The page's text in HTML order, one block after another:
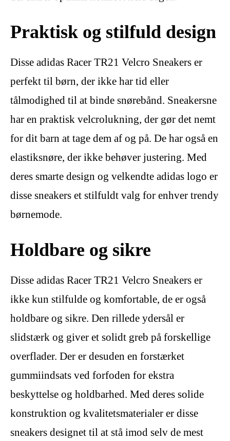
Praktisk og stilfuld design
Disse adidas Racer TR21 Velcro Sneakers er
perfekt til børn, der ikke har tid eller
tålmodighed til at binde snørebånd. Sneakersne
har en praktisk velcrolukning, der gør det nemt
for dit barn at tage dem af og på. De har også en
elastiksnøre, der ikke behøver justering. Med
deres smarte design og velkendte adidas logo er
disse sneakers et stilfuldt valg for enhver trendy
børnemode.
Holdbare og sikre
Disse adidas Racer TR21 Velcro Sneakers er
ikke kun stilfulde og komfortable, de er også
holdbare og sikre. Den rillede ydersål er
slidstærk og giver et solidt greb på forskellige
overflader. Der er desuden en forstærket
gummiindsats ved forfoden for ekstra
beskyttelse og holdbarhed. Med deres solide
konstruktion og kvalitetsmaterialer er disse
sneakers designet til at stå imod selv de mest